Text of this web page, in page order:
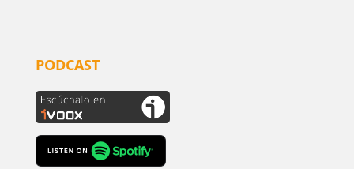
PODCAST